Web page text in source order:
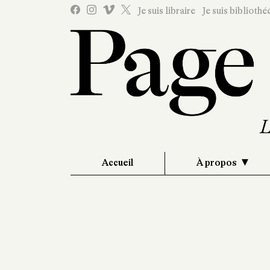
Je suis libraire Je suis
Accueil À propos